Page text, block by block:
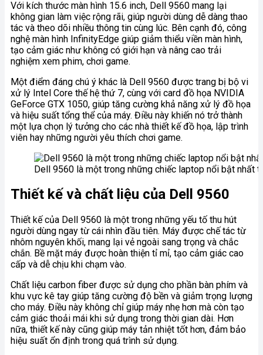
Với kích thước màn hình 15.6 inch, Dell 9560 mang lại
không gian làm việc rộng rãi, giúp người dùng dễ dàng thao
tác và theo dõi nhiều thông tin cùng lúc. Bên cạnh đó, công
nghệ màn hình InfinityEdge giúp giảm thiểu viền màn hình,
tạo cảm giác như không có giới hạn và nâng cao trải
nghiệm xem phim, chơi game.
Một điểm đáng chú ý khác là Dell 9560 được trang bị bộ vi
xử lý Intel Core thế hệ thứ 7, cùng với card đồ họa NVIDIA
GeForce GTX 1050, giúp tăng cường khả năng xử lý đồ họa
và hiệu suất tổng thể của máy. Điều này khiến nó trở thành
một lựa chọn lý tưởng cho các nhà thiết kế đồ họa, lập trình
viên hay những người yêu thích chơi game.
Dell 9560 là một trong những chiếc laptop nổi bật nhất
Thiết kế và chất liệu của Dell 9560
Thiết kế của Dell 9560 là một trong những yếu tố thu hút
người dùng ngay từ cái nhìn đầu tiên. Máy được chế tác từ
nhôm nguyên khối, mang lại vẻ ngoài sang trọng và chắc
chắn. Bề mặt máy được hoàn thiện tỉ mỉ, tạo cảm giác cao
cấp và dễ chịu khi chạm vào.
Chất liệu carbon fiber được sử dụng cho phần bàn phím và
khu vực kê tay giúp tăng cường độ bền và giảm trọng lượng
cho máy. Điều này không chỉ giúp máy nhẹ hơn mà còn tạo
cảm giác thoải mái khi sử dụng trong thời gian dài. Hơn
nữa, thiết kế này cũng giúp máy tản nhiệt tốt hơn, đảm bảo
hiệu suất ổn định trong quá trình sử dụng.